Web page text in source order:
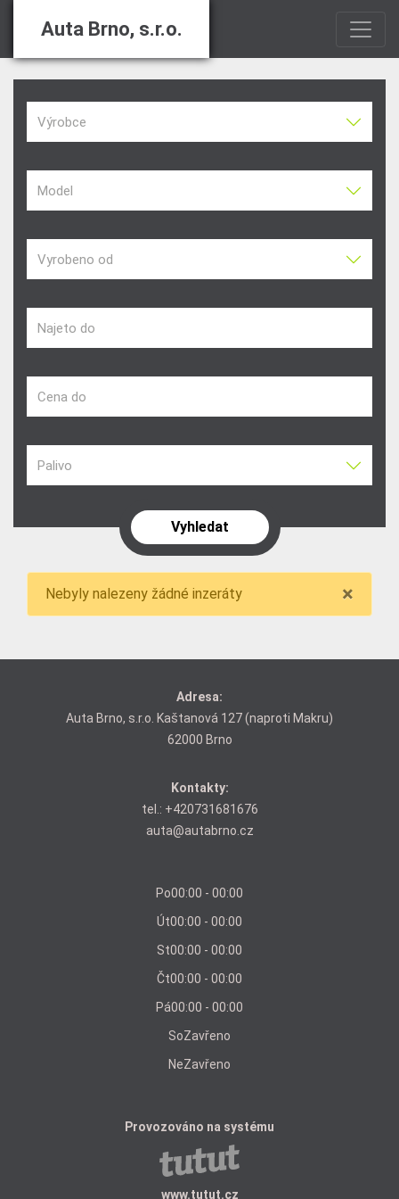
Auta Brno, s.r.o.
Výrobce
Model
Vyrobeno od
Najeto do
Cena do
Palivo
Nebyly nalezeny žádné inzeráty ×
Adresa:
Auta Brno, s.r.o. Kaštanová 127 (naproti Makru)
62000 Brno
Kontakty:
tel.: +420731681676
auta@autabrno.cz
Po00:00 - 00:00
Út00:00 - 00:00
St00:00 - 00:00
Čt00:00 - 00:00
Pá00:00 - 00:00
SoZavřeno
NeZavřeno
Provozováno na systému
www.tutut.cz